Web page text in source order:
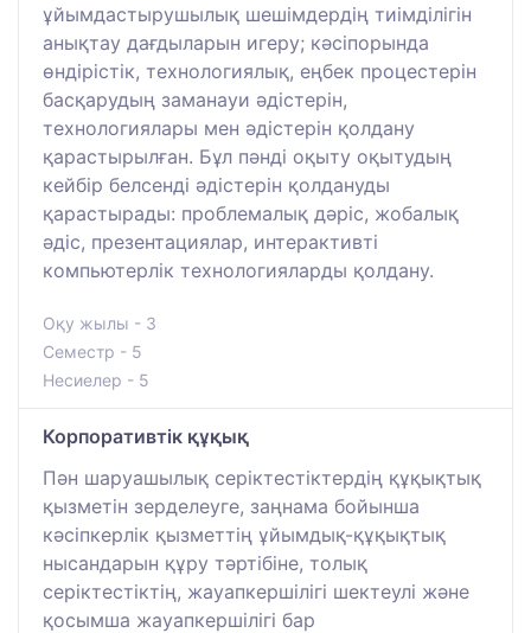
ұйымдастырушылық шешімдердің тиімділігін
анықтау дағдыларын игеру; кәсіпорында
өндірістік, технологиялық, еңбек процестерін
басқарудың заманауи әдістерін,
технологиялары мен әдістерін қолдану
қарастырылған. Бұл пәнді оқыту оқытудың
кейбір белсенді әдістерін қолдануды
қарастырады: проблемалық дәріс, жобалық
әдіс, презентациялар, интерактивті
компьютерлік технологияларды қолдану.
Оқу жылы - 3
Семестр - 5
Несиелер - 5
Корпоративтік құқық
Пән шаруашылық серіктестіктердің құқықтық
қызметін зерделеуге, заңнама бойынша
кәсіпкерлік қызметтің ұйымдық-құқықтық
нысандарын құру тәртібіне, толық
серіктестіктің, жауапкершілігі шектеулі және
қосымша жауапкершілігі бар